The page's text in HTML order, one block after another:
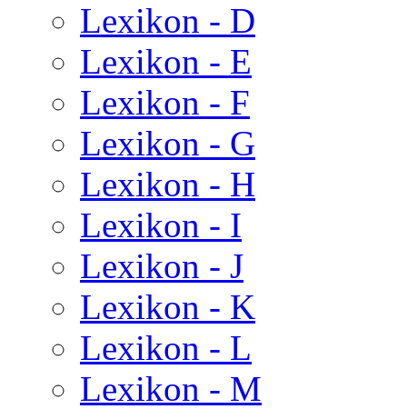
Lexikon - D
Lexikon - E
Lexikon - F
Lexikon - G
Lexikon - H
Lexikon - I
Lexikon - J
Lexikon - K
Lexikon - L
Lexikon - M